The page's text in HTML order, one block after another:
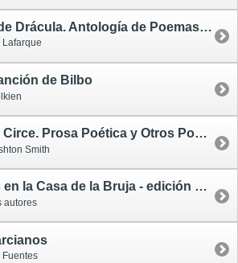
La Sombra de Drácula. Antología de Poemas Vampíricos
Lafarque
de Bilbo
Los Ojos de Circe. Prosa Poética y Otros Poemas
Smith
Los Sueños en la Casa de la Bruja - edición bilingüe revisada
autores
Fuentes